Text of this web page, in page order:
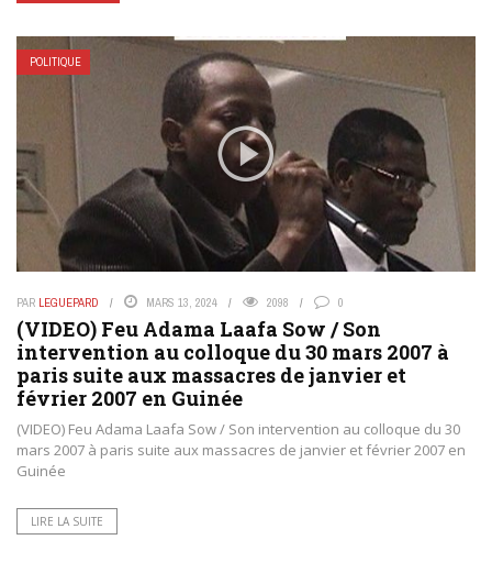
POLITIQUE
PAR LEGUEPARD MARS 13, 2024 2098 0
(VIDEO) Feu Adama Laafa Sow / Son
intervention au colloque du 30 mars 2007 à
paris suite aux massacres de janvier et
février 2007 en Guinée
(VIDEO) Feu Adama Laafa Sow / Son intervention au colloque du 30
mars 2007 à paris suite aux massacres de janvier et février 2007 en
Guinée
LIRE LA SUITE